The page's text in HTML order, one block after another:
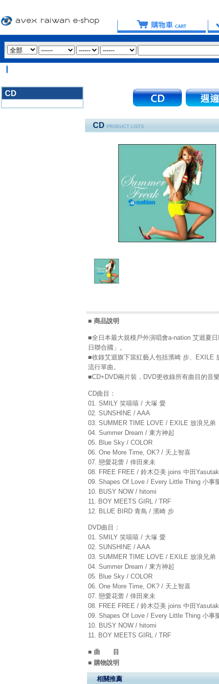
CD
CD PRODUCT LISTS
■ 商品說明
■全日本最大規模戶外演唱會a-nation 艾迴夏
日聯合國」。
■收錄艾迴旗下當紅藝人包括濱崎 步、EXILE
流行單曲。
■CD+DVD兩片裝，DVD更收錄所有曲目的音
CD曲目：
01. SMILY 笑嘻嘻 / 大塚 愛
02. SUNSHINE / AAA
03. SUMMER TIME LOVE / EXILE 放浪兄弟
04. Summer Dream / 東方神起
05. Blue Sky / COLOR
06. One More Time, OK? / 天上智喜
07. 戀愛花蕾 / 倖田來未
08. FREE FREE / 鈴木亞美 joins 中田
09. Shapes Of Love / Every Little Thing 小事
10. BUSY NOW / hitomi
11. BOY MEETS GIRL / TRF
12. BLUE BIRD 青鳥 / 濱崎 步
DVD曲目：
01. SMILY 笑嘻嘻 / 大塚 愛
02. SUNSHINE / AAA
03. SUMMER TIME LOVE / EXILE 放浪兄弟
04. Summer Dream / 東方神起
05. Blue Sky / COLOR
06. One More Time, OK? / 天上智喜
07. 戀愛花蕾 / 倖田來未
08. FREE FREE / 鈴木亞美 joins 中田
09. Shapes Of Love / Every Little Thing 小事
10. BUSY NOW / hitomi
11. BOY MEETS GIRL / TRF
■ 曲 目
■ 購物說明
相關推薦